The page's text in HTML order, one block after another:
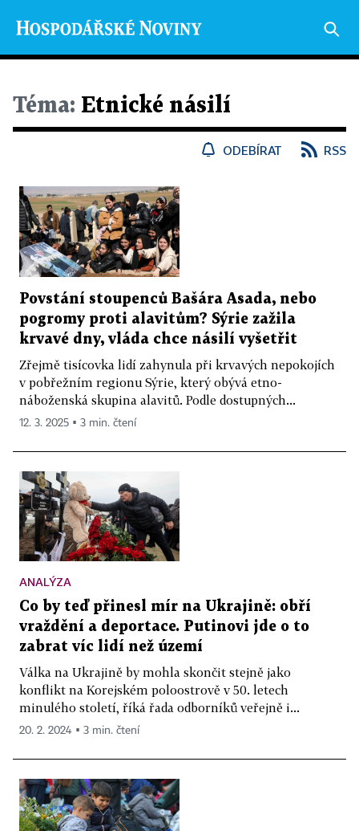
Téma: Etnické násilí
ODEBÍRAT RSS
Povstání stoupenců Bašára Asada, nebo
pogromy proti alavitům? Sýrie zažila
krvavé dny, vláda chce násilí vyšetřit
Zřejmě tisícovka lidí zahynula při krvavých nepokojích
v pobřežním regionu Sýrie, který obývá etno-
náboženská skupina alavitů. Podle dostupných...
12. 3. 2025 ▪ 3 min. čtení
ANALÝZA
Co by teď přinesl mír na Ukrajině: obří
vraždění a deportace. Putinovi jde o to
zabrat víc lidí než území
Válka na Ukrajině by mohla skončit stejně jako
konflikt na Korejském poloostrově v 50. letech
minulého století, říká řada odborníků veřejně i...
20. 2. 2024 ▪ 3 min. čtení